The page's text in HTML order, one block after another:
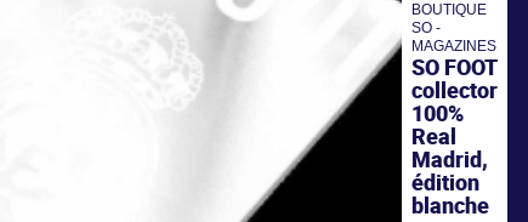
BOUTIQUE
SO -
MAGAZINES
SO FOOT
collector
100%
Real
Madrid,
édition
blanche